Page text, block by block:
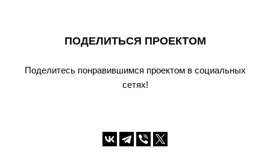
ПОДЕЛИТЬСЯ ПРОЕКТОМ
Поделитесь понравившимся проектом в социальных
сетях!